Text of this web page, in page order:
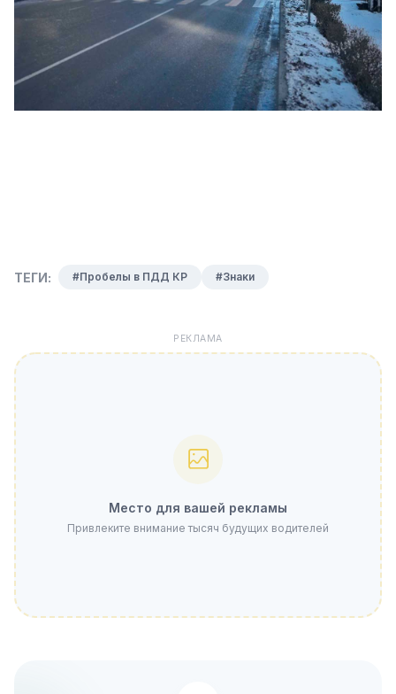
ТЕГИ: #Пробелы в ПДД КР #Знаки
РЕКЛАМА
Место для вашей рекламы
Привлеките внимание тысяч будущих водителей